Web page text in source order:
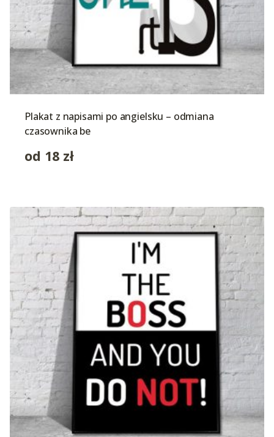
Plakat z napisami po angielsku – odmiana
czasownika be
od 18 zł